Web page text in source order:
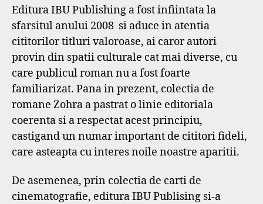
Editura IBU Publishing a fost infiintata la
sfarsitul anului 2008 si aduce in atentia
cititorilor titluri valoroase, ai caror autori
provin din spatii culturale cat mai diverse, cu
care publicul roman nu a fost foarte
familiarizat. Pana in prezent, colectia de
romane Zohra a pastrat o linie editoriala
coerenta si a respectat acest principiu,
castigand un numar important de cititori fideli,
care asteapta cu interes noile noastre aparitii.
De asemenea, prin colectia de carti de
cinematografie, editura IBU Publising si-a